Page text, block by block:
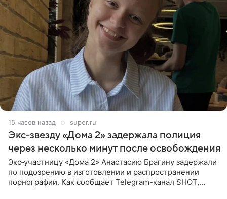
15 часов назад super.ru
Экс‑звезду «Дома 2» задержала полиция
через несколько минут после освобождения
Экс‑участницу «Дома 2» Анастасию Брагину задержали
по подозрению в изготовлении и распространении
порнографии. Как сообщает Telegram-канал SHOT,